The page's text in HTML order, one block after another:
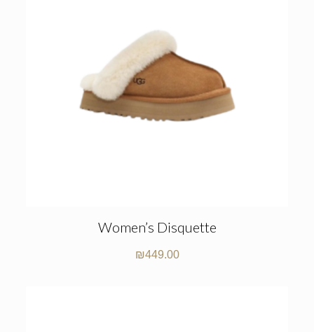
Women’s Disquette
₪449.00